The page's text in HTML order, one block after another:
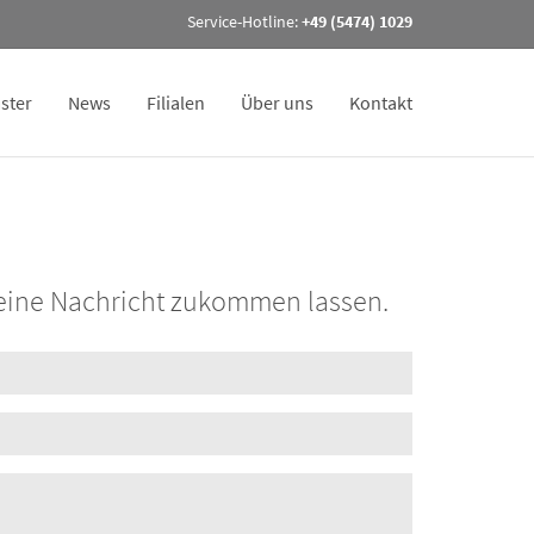
Service-Hotline:+49 (5474) 1029
News Filialen Über uns Kontakt
KG
Nachricht zukommen lassen.